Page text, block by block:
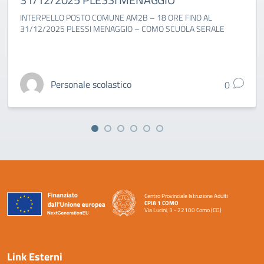
INTERPELLO POSTO COMUNE AM2B – 18 ORE FINO AL
31/12/2025 PLESSI MENAGGIO – COMO SCUOLA SERALE
Personale scolastico 0
Centro Provinciale Istruzione Adulti
CPIA 1 COMO
Via Lucini, 3 - 22100 Como (CO)
— Visita la pagina iniziale della scuola
Link Esterni